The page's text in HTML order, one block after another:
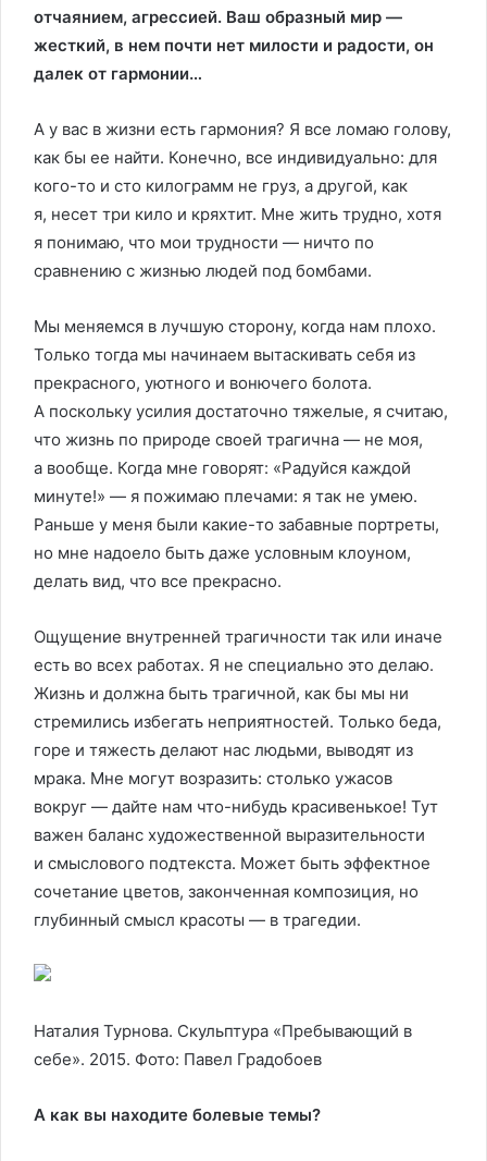
отчаянием, агрессией. Ваш образный мир —
жесткий, в нем почти нет милости и радости, он
далек от гармонии…
А у вас в жизни есть гармония? Я все ломаю голову,
как бы ее найти. Конечно, все индивидуально: для
кого-то и сто килограмм не груз, а другой, как
я, несет три кило и кряхтит. Мне жить трудно, хотя
я понимаю, что мои трудности — ничто по
сравнению с жизнью людей под бомбами.
Мы меняемся в лучшую сторону, когда нам плохо.
Только тогда мы начинаем вытаскивать себя из
прекрасного, уютного и вонючего болота.
А поскольку усилия достаточно тяжелые, я считаю,
что жизнь по природе своей трагична — не моя,
а вообще. Когда мне говорят: «Радуйся каждой
минуте!» — я пожимаю плечами: я так не умею.
Раньше у меня были какие-то забавные портреты,
но мне надоело быть даже условным клоуном,
делать вид, что все прекрасно.
Ощущение внутренней трагичности так или иначе
есть во всех работах. Я не специально это делаю.
Жизнь и должна быть трагичной, как бы мы ни
стремились избегать неприятностей. Только беда,
горе и тяжесть делают нас людьми, выводят из
мрака. Мне могут возразить: столько ужасов
вокруг — дайте нам что-нибудь красивенькое! Тут
важен баланс художественной выразительности
и смыслового подтекста. Может быть эффектное
сочетание цветов, законченная композиция, но
глубинный смысл красоты — в трагедии.
Наталия Турнова. Скульптура «Пребывающий в
себе». 2015. Фото: Павел Градобоев
А как вы находите болевые темы?